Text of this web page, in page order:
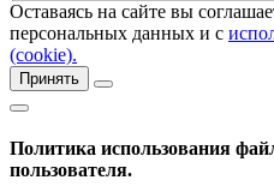
Оставаясь на сайте вы
персональных данных и с
(cookie).
Принять
Политика использования
пользователя.